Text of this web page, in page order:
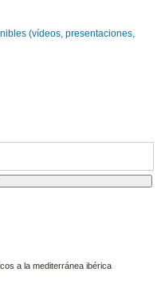
(vídeos, presentaciones,
a la mediterránea ibérica